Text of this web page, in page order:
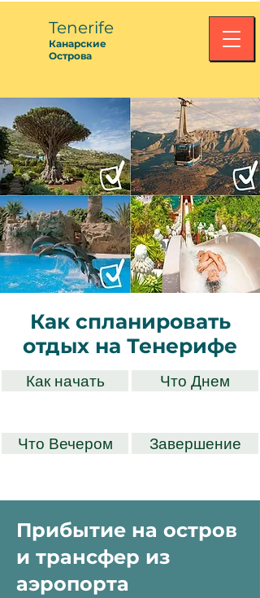
Tenerife
Канарские
Острова
Как спланировать
отдых на Тенерифе
Как начать Что Днем
Что Вечером Завершение
Прибытие на остров
и трансфер из
аэропорта